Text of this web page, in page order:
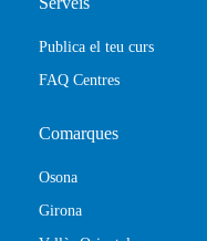
Publica el teu curs
FAQ Centres
Comarques
Osona
Girona